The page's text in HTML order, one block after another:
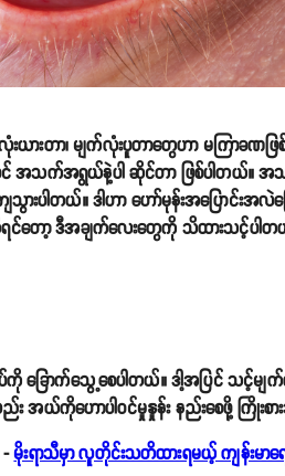
းယားတာ၊ မျက်လုံးပူတာတွေဟာ မကြာခ
အသက်အရွယ်နဲ့ပါ ဆိုင်တာ ဖြစ်ပါတယ်။ အ
ပါတယ်။ ဒါဟာ ဟော်မုန်းအပြောင်းအလဲ
င်တော့ ဒီအချက်လေးတွေကို သိထားသင့်ပါတ
ကို ခြောက်သွေ့စေပါတယ်။ ဒါ့အပြင် သင့်မ
အယ်ကိုဟောပါဝင်မှုနှုန်း နည်းစေဖို့ ကြိုးစာ
-မိုးရာသီမှာ လူတိုင်းသတိထားရမယ့် ကျန်းမာရ